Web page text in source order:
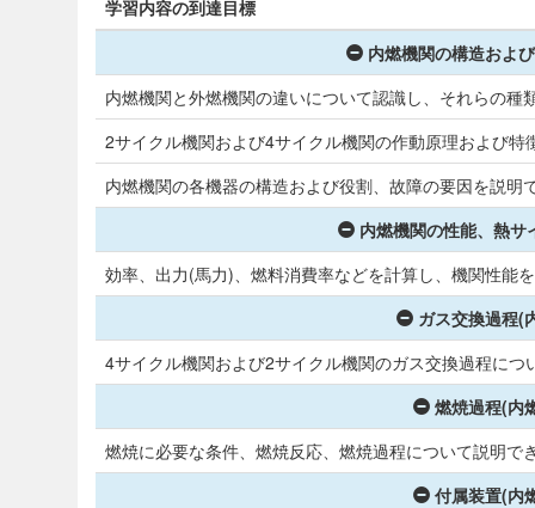
学習内容の到達目標
内燃機関の構造およ
内燃機関と外燃機関の違いについて認識し、それらの種
2サイクル機関および4サイクル機関の作動原理および特
内燃機関の各機器の構造および役割、故障の要因を説明
内燃機関の性能、熱サ
効率、出力(馬力)、燃料消費率などを計算し、機関性能
ガス交換過程(
4サイクル機関および2サイクル機関のガス交換過程につ
燃焼過程(内
燃焼に必要な条件、燃焼反応、燃焼過程について説明で
付属装置(内